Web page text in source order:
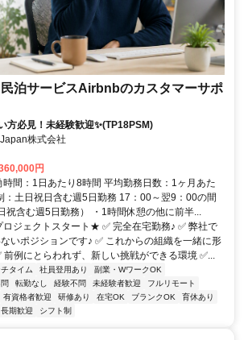
泊サービスAirbnbのカスタマーサポ
方必見！未経験歓迎✨(TP18PSM)
株式会社
円
間：1日あたり8時間 平均勤務日数：1ヶ月あた
土日祝日含む週5日勤務 17：00～翌9：00の間
祝含む週5日勤務） ・1時間休憩の他に前半...
ジェクトスタート★ ✅ 完全在宅勤務♪ ✅ 弊社で
いポジションです♪ ✅ これからの組織を一緒に形
前例にとらわれず、新しい挑戦ができる環境 ✅...
タイム 社員登用あり
副業・WワークOK
転勤なし 経験不問 未経験者歓迎
フルリモート
有資格者歓迎 研修あり 在宅OK ブランクOK
育休あり
長期歓迎 シフト制